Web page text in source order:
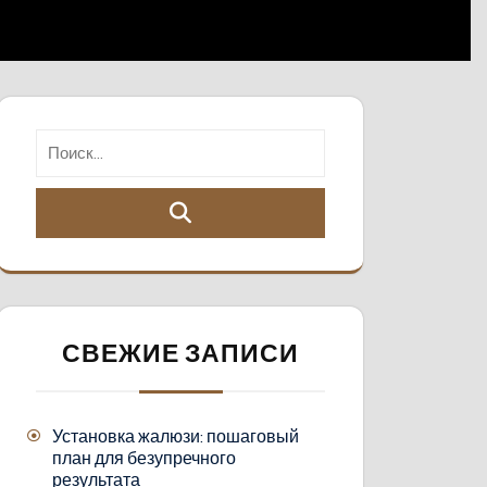
СВЕЖИЕ ЗАПИСИ
Установка жалюзи: пошаговый
план для безупречного
результата